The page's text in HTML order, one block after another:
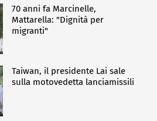
70 anni fa Marcinelle,
Mattarella: "Dignità per
migranti"
Taiwan, il presidente Lai sale
sulla motovedetta lanciamissili